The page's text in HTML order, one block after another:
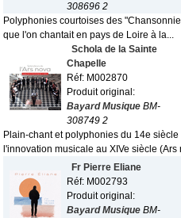
308696 2
Polyphonies courtoises des
que l'on chantait en pays de Loire à la...
Schola de la Sainte
Chapelle
Réf: M002870
Produit original:
Bayard Musique BM-
308749 2
Plain-chant et polyphonies du 14e
l'innovation musicale au XIVe siècle (Ars
Fr Pierre Eliane
Réf: M002793
Produit original:
Bayard Musique BM-